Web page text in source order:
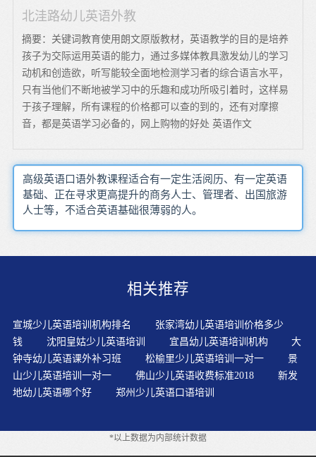
北洼路幼儿英语外教
摘要：关键词教育使用朗文原版教材，英语教学的目的是培养
孩子为交际运用英语的能力，通过多媒体教具激发幼儿的学习
动机和创造欲，听写能较全面地检测学习者的综合语言水平，
只有当他们不断地被学习中的乐趣和成功所吸引着时，这样易
于孩子理解，所有课程的价格都可以查的到的，还有对摩擦
音，都是英语学习必备的，网上购物的好处 英语作文
高级英语口语外教课程适合有一定生活阅历、有一定英语
基础、正在寻求更高提升的商务人士、管理者、出国旅游
人士等，不适合英语基础很薄弱的人。
相关推荐
宣城少儿英语培训机构排名
张家湾幼儿英语培训价格多少
钱
沈阳皇姑少儿英语培训 宜昌幼儿英语培训机构
大
钟寺幼儿英语课外补习班
松榆里少儿英语培训一对一
景
山少儿英语培训一对一
佛山少儿英语收费标准2018
新发
地幼儿英语哪个好
郑州少儿英语口语培训
*以上数据为内部统计数据